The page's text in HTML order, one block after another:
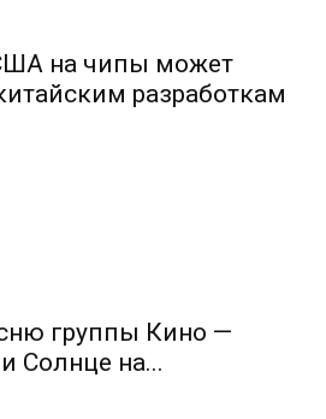
на чипы может
разработкам
группы Кино —
Солнце на...